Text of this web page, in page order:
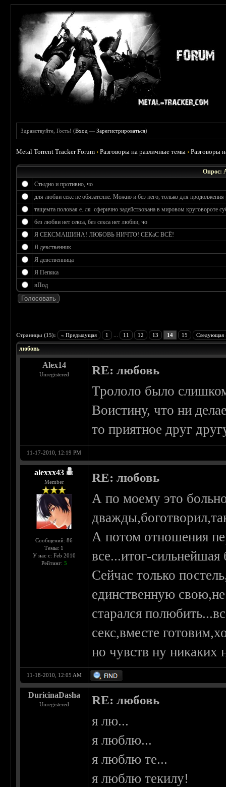
Здравствуйте, Гость! (Вход —Зарегистрироваться)
Metal Torrent Tracker Forum ›Разговоры на различные темы ›Разговоры
Опрос:
Стыдно и противно, чо
для любви секс не обязателне. Можно и без него, только для продолжения
тащемта половая е..ля сферично задействована в мировом круговороте
без любви нет секса, без секса нет любви, чо
Я СЕКСМАШИНА! ЛЮБОВЬ НИЧТО! СЕКаС ВСЁ!
Я девственник
Я девственница
Я Пепяка
яПод
Страницы (15): « Предыдущая 1 11 12 13 14 15 Следующая
любовь
Alex14
Unregistered RE: любовь
Трололо было
Воистину, что ни
то приятное друг
11-17-2010, 12:19 PM
alexxx43
Member
Сообщений: 86
Темы: 1
У нас с: Feb 2010
Рейтинг: 5
RE: любовь
А по моему это
А потом отношения
все...итог-сильнейшая
Сейчас только
единственную
старался
секс,вместе
но чувств ну никаких
11-18-2010, 12:05 AM
DuricinaDasha
Unregistered RE: любовь
я лю...
я люблю...
я люблю те...
я люблю текилу!